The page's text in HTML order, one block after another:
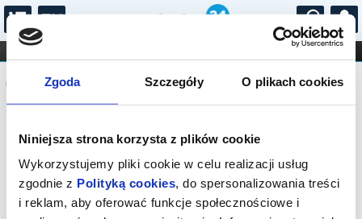
Zgoda Szczegóły O plikach cookies
Niniejsza strona korzysta z plików cookie
Wykorzystujemy pliki cookie w celu realizacji usług
zgodnie z Polityką cookies, do spersonalizowania treści
i reklam, aby oferować funkcje społecznościowe i
...
FILHARMONIA OPERA I BALET
STAND-UP
DLA DZIECI
Komunikat
Sprzedaż biletów on-line na wydarzenie
została zakończona.